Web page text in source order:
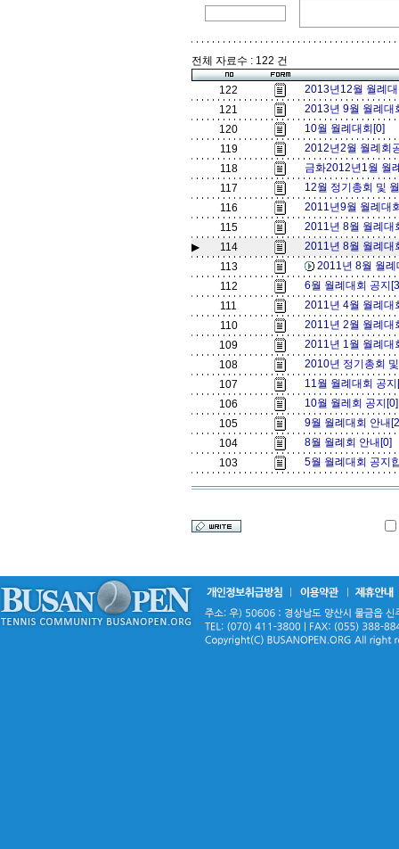
전체 자료수 : 122 건
122
2013년12월 월례
121
2013년 9월 월례
120
10월 월례대회[0]
119
2012년2월 월례회
118
금화2012년1월 월
117
12월 정기총회 및
116
2011년9월 월례대
115
2011년 8월 월례
▶
114
2011년 8월 월례대
113
2011년 8월 월
112
6월 월례대회 공지
111
2011년 4월 월례
110
2011년 2월 월례
109
2011년 1월 월례
108
2010년 정기총회
107
11월 월례대회 공
106
10월 월레회 공지
105
9월 월례대회 안내
104
8월 월례회 안내[0]
103
5월 월례대회 공지